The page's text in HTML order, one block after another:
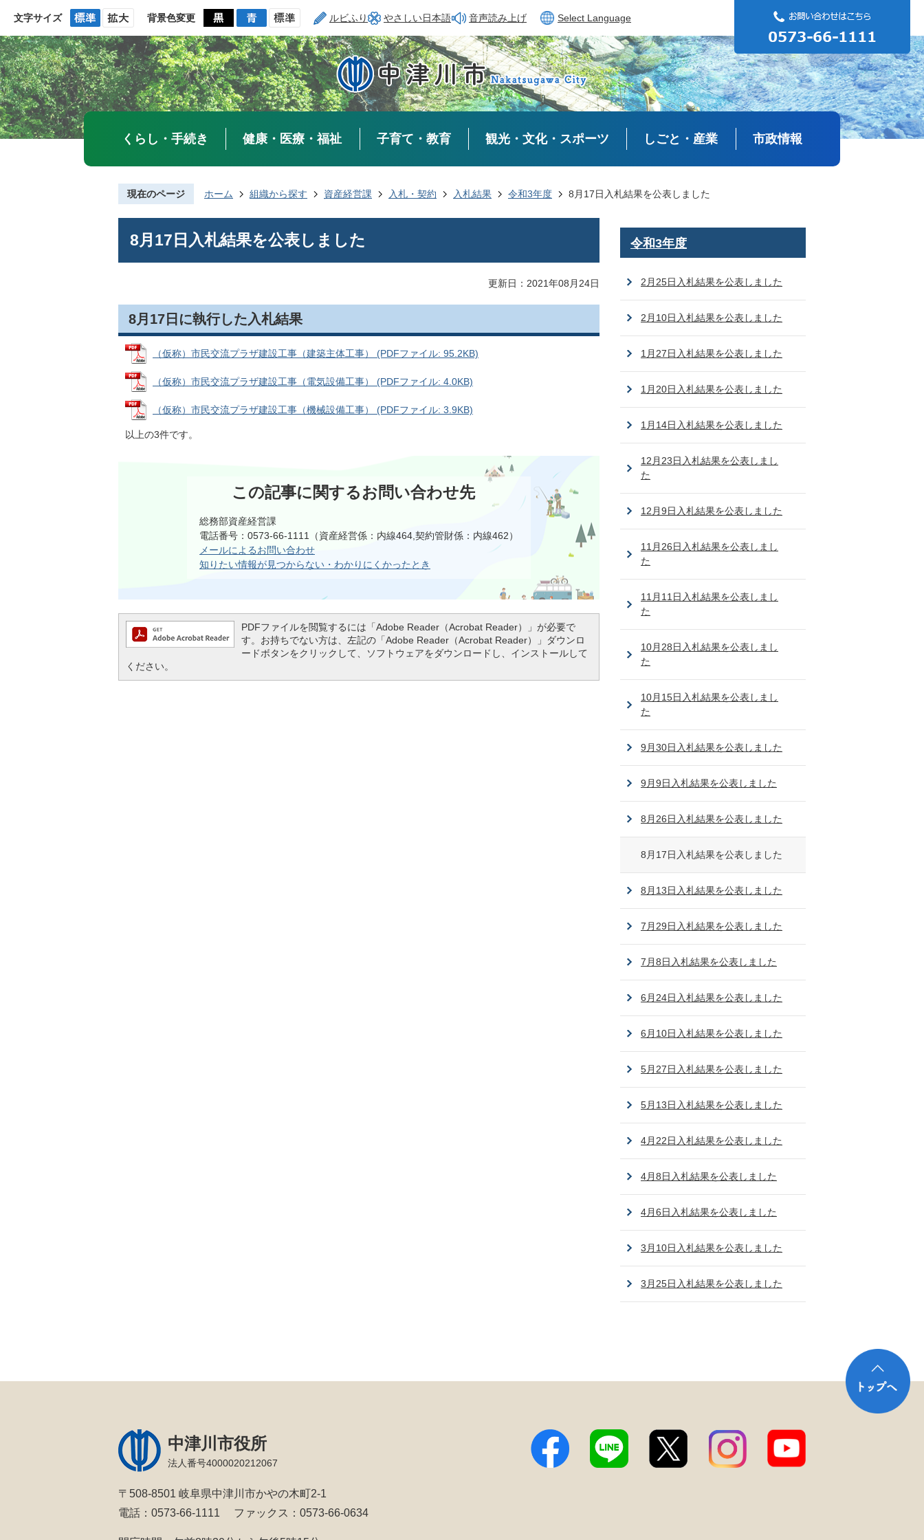
文字サイズ 背景色変更 ルビふり やさしい日本語 音声読み上げ Select Language
くらし・手続き 健康・医療・福祉 子育て・教育 観光・文化・スポーツ しごと・産業 市政情報
現在のページ ホーム 組織から探す 資産経営課 入札・契約 入札結果 令和3年度 8月17日入札結果を公表しました
8月17日入札結果を公表しました
更新日：2021年08月24日
8月17日に執行した入札結果
（仮称）市民交流プラザ建設工事（建築主体工事） (PDFファイル: 95.2KB)
（仮称）市民交流プラザ建設工事（電気設備工事） (PDFファイル: 4.0KB)
（仮称）市民交流プラザ建設工事（機械設備工事） (PDFファイル: 3.9KB)
以上の3件です。
この記事に関するお問い合わせ先
総務部資産経営課
電話番号：0573-66-1111（資産経営係：内線464,契約管財係：内線462）
メールによるお問い合わせ
知りたい情報が見つからない・わかりにくかったとき
PDFファイルを閲覧するには「Adobe Reader（Acrobat Reader）」が必要で
す。お持ちでない方は、左記の「Adobe Reader（Acrobat Reader）」ダウンロ
ードボタンをクリックして、ソフトウェアをダウンロードし、インストールして
ください。
令和3年度
2月25日入札結果を公表しました
2月10日入札結果を公表しました
1月27日入札結果を公表しました
1月20日入札結果を公表しました
1月14日入札結果を公表しました
12月23日入札結果を公表しまし
た
12月9日入札結果を公表しました
11月26日入札結果を公表しまし
た
11月11日入札結果を公表しまし
た
10月28日入札結果を公表しまし
た
10月15日入札結果を公表しまし
た
9月30日入札結果を公表しました
9月9日入札結果を公表しました
8月26日入札結果を公表しました
8月17日入札結果を公表しました
8月13日入札結果を公表しました
7月29日入札結果を公表しました
7月8日入札結果を公表しました
6月24日入札結果を公表しました
6月10日入札結果を公表しました
5月27日入札結果を公表しました
5月13日入札結果を公表しました
4月22日入札結果を公表しました
4月8日入札結果を公表しました
4月6日入札結果を公表しました
3月10日入札結果を公表しました
3月25日入札結果を公表しました
中津川市役所
法人番号4000020212067
〒508-8501 岐阜県中津川市かやの木町2-1
電話：0573-66-1111
ファックス：0573-66-0634